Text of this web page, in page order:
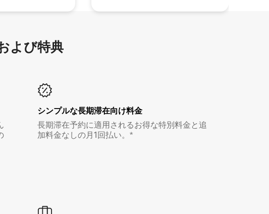
よび特⁠典
シンプルな長期滞在向け料金
長期滞在予約に適用されるお得な特別料金と追
加料金なしの月1回払い。*